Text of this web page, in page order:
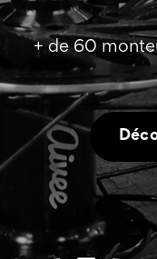
+ de 60